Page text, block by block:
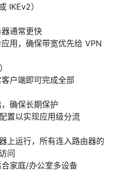
IKEv2）
通常更快
用，确保带宽优先给 VPN
户端即可完成全部
确保长期保护
置以实现应用级分流
上运行，所有连入路由器的
问
家庭/办公室多设备